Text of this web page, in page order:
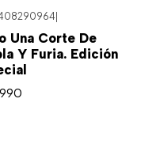
|
Una Corte De
Y Furia. Edición